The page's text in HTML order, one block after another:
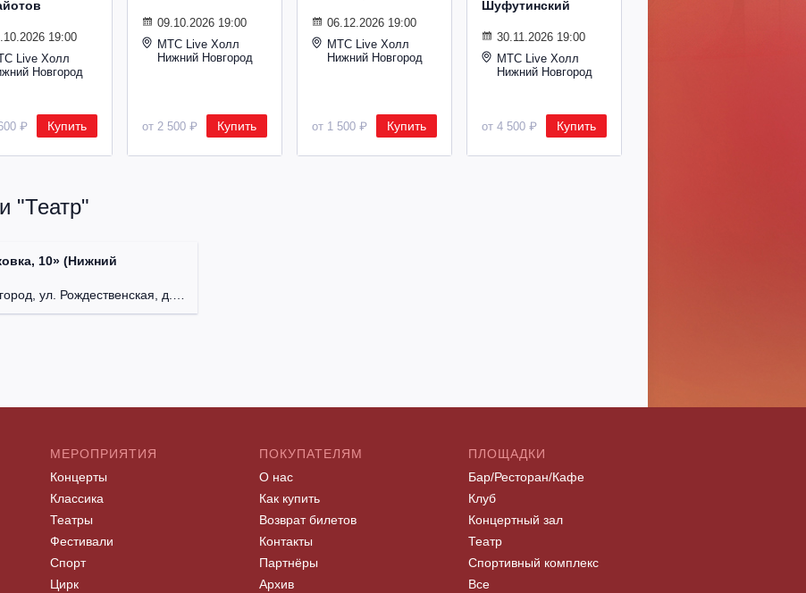
19:00
Live Холл
Новгород
₽ Купить
09.10.2026 19:00
МТС Live Холл
Нижний Новгород
от 2 500 ₽ Купить
06.12.2026 19:00
МТС Live Холл
Нижний Новгород
от 1 500 ₽ Купить
Шуфутинский
30.11.2026 19:00
МТС Live Холл
Нижний Новгород
от 4 500 ₽ Купить
"Театр"
10» (Нижний
ул. Рождественская, д. 10.
МЕРОПРИЯТИЯ
Концерты
Классика
Театры
Фестивали
Спорт
Цирк
ПОКУПАТЕЛЯМ
О нас
Как купить
Возврат билетов
Контакты
Партнёры
Архив
ПЛОЩАДКИ
Бар/Ресторан/Кафе
Клуб
Концертный зал
Театр
Спортивный комплекс
Все